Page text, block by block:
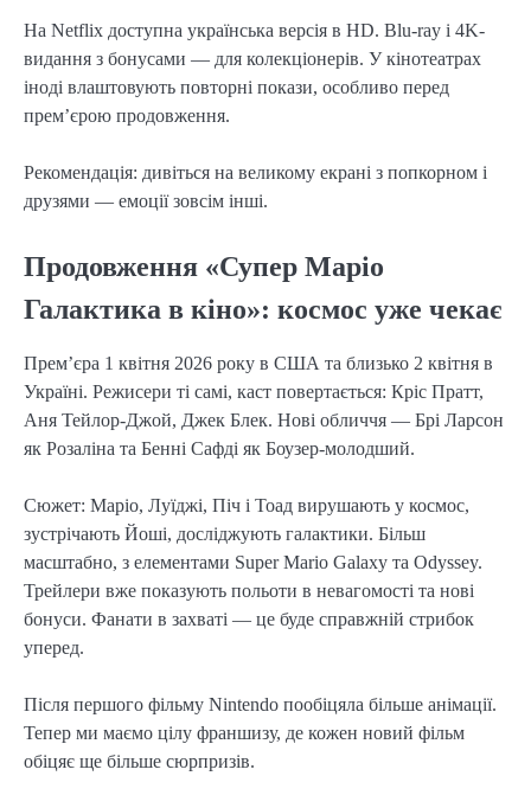
На Netflix доступна українська версія в HD. Blu-ray і 4K-
видання з бонусами — для колекціонерів. У кінотеатрах
іноді влаштовують повторні покази, особливо перед
прем’єрою продовження.
Рекомендація: дивіться на великому екрані з попкорном і
друзями — емоції зовсім інші.
Продовження «Супер Маріо
Галактика в кіно»: космос уже чекає
Прем’єра 1 квітня 2026 року в США та близько 2 квітня в
Україні. Режисери ті самі, каст повертається: Кріс Пратт,
Аня Тейлор-Джой, Джек Блек. Нові обличчя — Брі Ларсон
як Розаліна та Бенні Сафді як Боузер-молодший.
Сюжет: Маріо, Луїджі, Піч і Тоад вирушають у космос,
зустрічають Йоші, досліджують галактики. Більш
масштабно, з елементами Super Mario Galaxy та Odyssey.
Трейлери вже показують польоти в невагомості та нові
бонуси. Фанати в захваті — це буде справжній стрибок
уперед.
Після першого фільму Nintendo пообіцяла більше анімації.
Тепер ми маємо цілу франшизу, де кожен новий фільм
обіцяє ще більше сюрпризів.